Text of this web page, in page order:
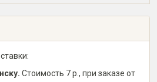
Стоимость 7 р., при заказе от